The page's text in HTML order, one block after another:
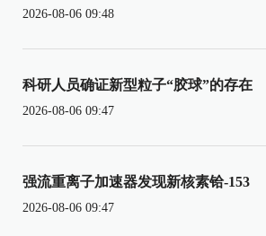
2026-08-06 09:48
科研人员确证新型粒子“胶球”的存在
2026-08-06 09:47
强流重离子加速器发现新核素铪-153
2026-08-06 09:47